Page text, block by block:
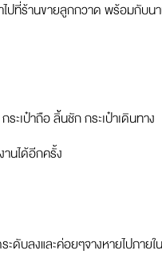
ปที่ร้านขายลูกกวาด พร้อมกับ
ะเป๋าถือ ลิ้นชัก กระเป๋าเดินทาง
นได้อีกครั้ง
บลงและค่อยๆจางหายไปภาย